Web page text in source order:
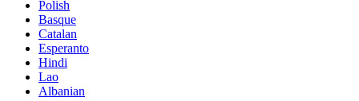
Polish
Basque
Catalan
Esperanto
Hindi
Lao
Albanian